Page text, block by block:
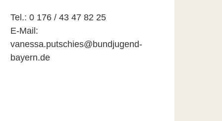
Tel.: 0 176 / 43 47 82 25
E-Mail:
vanessa.putschies@bundjugend-
bayern.de